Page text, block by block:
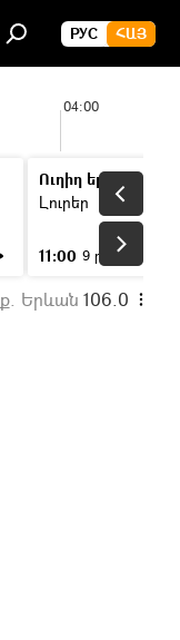
РУС ՀԱՅ
04:00
Ուղիղ եթեր
Լուրեր
11:00 9 ր
ք. Երևան 106.0